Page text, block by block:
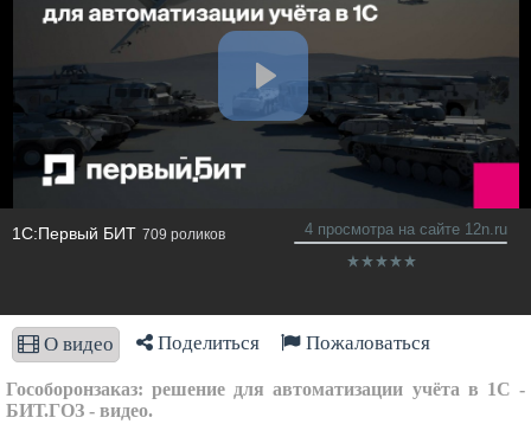
1С:Первый БИТ 709 роликов 4 просмотра на сайте 12n.ru
О видео Поделиться Пожаловаться
Гособоронзаказ: решение для автоматизации учёта в 1С -
БИТ.ГОЗ - видео.